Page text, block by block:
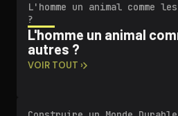
L'homme un animal comme
?
L'homme un animal
autres ?
VOIR TOUT ›